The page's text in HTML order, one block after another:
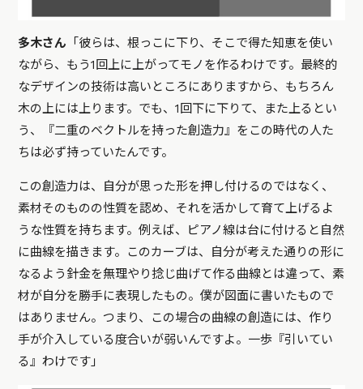
多木さん 「彼らは、根っこに下り、そこで得た知恵を使い
ながら、もう1回上に上がってモノを作るわけです。最終的
なデザインの技術は高いところにありますから、もちろん
木の上には上ります。でも、1回下に下りて、また上るとい
う、『二重のベクトルを持った創造力』をこの時代の人た
ちは必ず持っていたんです。
この創造力は、自分が思った形を押し付けるのではなく、
素材そのものの性質を認め、それを活かして育て上げるよ
うな性質を持ちます。例えば、ピアノ線は台に付けると自然
に曲線を描きます。このカーブは、自分が考えた通りの形に
なるよう針金を無理やり捻じ曲げて作る曲線とは違って、素
材が自分を勝手に表現したもの。僕が図面に書いたもので
はありません。つまり、この場合の曲線の創造には、作り
手が介入している度合いが弱いんですよ。一歩『引いてい
る』わけです」